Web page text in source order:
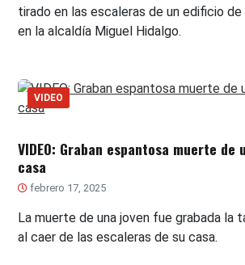
tirado en las escaleras de un edificio
en la alcaldía Miguel Hidalgo.
VIDEO
VIDEO: Graban espantosa muerte de
casa
febrero 17, 2025
La muerte de una joven fue grabada la
al caer de las escaleras de su casa.